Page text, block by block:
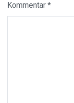
Kommentar *